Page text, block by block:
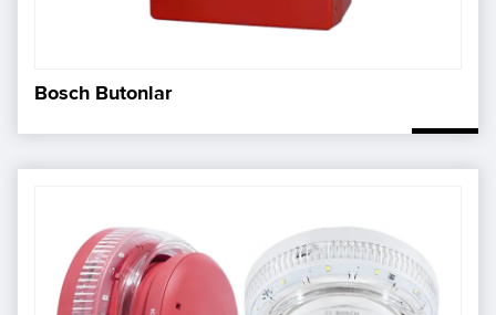
Bosch Butonlar